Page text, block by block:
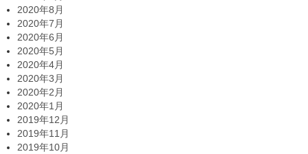
2020年8月
2020年7月
2020年6月
2020年5月
2020年4月
2020年3月
2020年2月
2020年1月
2019年12月
2019年11月
2019年10月